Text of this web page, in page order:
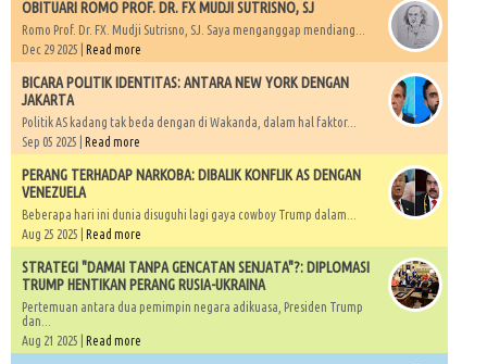
OBITUARI ROMO PROF. DR. FX MUDJI SUTRISNO, SJ
Romo Prof. Dr. FX. Mudji Sutrisno, SJ. Saya menganggap mendiang...
Dec 29 2025 | Read more
BICARA POLITIK IDENTITAS: ANTARA NEW YORK DENGAN
JAKARTA
Politik AS kadang tak beda dengan di Wakanda, dalam hal faktor...
Sep 05 2025 | Read more
PERANG TERHADAP NARKOBA: DIBALIK KONFLIK AS DENGAN
VENEZUELA
Beberapa hari ini dunia disuguhi lagi gaya cowboy Trump dalam...
Aug 25 2025 | Read more
STRATEGI "DAMAI TANPA GENCATAN SENJATA"?: DIPLOMASI
TRUMP HENTIKAN PERANG RUSIA-UKRAINA
Pertemuan antara dua pemimpin negara adikuasa, Presiden Trump
dan...
Aug 21 2025 | Read more